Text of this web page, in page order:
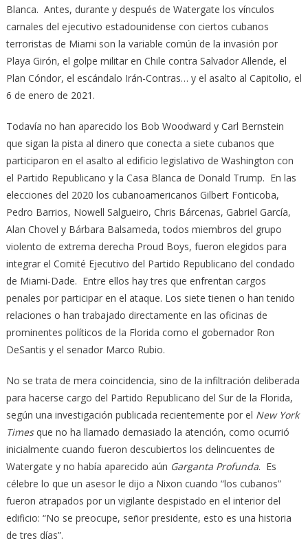
Blanca. Antes, durante y después de Watergate los vínculos
carnales del ejecutivo estadounidense con ciertos cubanos
terroristas de Miami son la variable común de la invasión por
Playa Girón, el golpe militar en Chile contra Salvador Allende, el
Plan Cóndor, el escándalo Irán-Contras… y el asalto al Capitolio, el
6 de enero de 2021.
Todavía no han aparecido los Bob Woodward y Carl Bernstein
que sigan la pista al dinero que conecta a siete cubanos que
participaron en el asalto al edificio legislativo de Washington con
el Partido Republicano y la Casa Blanca de Donald Trump. En las
elecciones del 2020 los cubanoamericanos Gilbert Fonticoba,
Pedro Barrios, Nowell Salgueiro, Chris Bárcenas, Gabriel García,
Alan Chovel y Bárbara Balsameda, todos miembros del grupo
violento de extrema derecha Proud Boys, fueron elegidos para
integrar el Comité Ejecutivo del Partido Republicano del condado
de Miami-Dade. Entre ellos hay tres que enfrentan cargos
penales por participar en el ataque. Los siete tienen o han tenido
relaciones o han trabajado directamente en las oficinas de
prominentes políticos de la Florida como el gobernador Ron
DeSantis y el senador Marco Rubio.
No se trata de mera coincidencia, sino de la infiltración deliberada
para hacerse cargo del Partido Republicano del Sur de la Florida,
según una investigación publicada recientemente por el New York
Timesque no ha llamado demasiado la atención, como ocurrió
inicialmente cuando fueron descubiertos los delincuentes de
Watergate y no había aparecido aún Garganta Profunda. Es
célebre lo que un asesor le dijo a Nixon cuando “los cubanos”
fueron atrapados por un vigilante despistado en el interior del
edificio: “No se preocupe, señor presidente, esto es una historia
de tres días”.